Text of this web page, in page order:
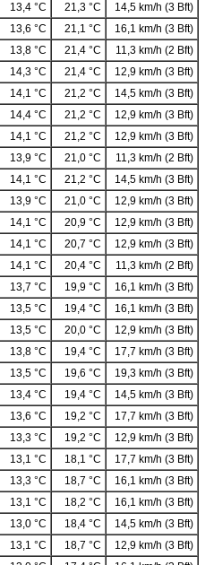
13,4 °C 21,3 °C
14,5 km/h (3 Bft)
13,6 °C 21,1 °C
16,1 km/h (3 Bft)
13,8 °C 21,4 °C
11,3 km/h (2 Bft)
14,3 °C 21,4 °C
12,9 km/h (3 Bft)
14,1 °C 21,2 °C
14,5 km/h (3 Bft)
14,4 °C 21,2 °C
12,9 km/h (3 Bft)
14,1 °C 21,2 °C
12,9 km/h (3 Bft)
13,9 °C 21,0 °C
11,3 km/h (2 Bft)
14,1 °C 21,2 °C
14,5 km/h (3 Bft)
13,9 °C 21,0 °C
12,9 km/h (3 Bft)
14,1 °C 20,9 °C
12,9 km/h (3 Bft)
14,1 °C 20,7 °C
12,9 km/h (3 Bft)
14,1 °C 20,4 °C
11,3 km/h (2 Bft)
13,7 °C 19,9 °C
16,1 km/h (3 Bft)
13,5 °C 19,4 °C
16,1 km/h (3 Bft)
13,5 °C 20,0 °C
12,9 km/h (3 Bft)
13,8 °C 19,4 °C
17,7 km/h (3 Bft)
13,5 °C 19,6 °C
19,3 km/h (3 Bft)
13,4 °C 19,4 °C
14,5 km/h (3 Bft)
13,6 °C 19,2 °C
17,7 km/h (3 Bft)
13,3 °C 19,2 °C
12,9 km/h (3 Bft)
13,1 °C 18,1 °C
17,7 km/h (3 Bft)
13,3 °C 18,7 °C
16,1 km/h (3 Bft)
13,1 °C 18,2 °C
16,1 km/h (3 Bft)
13,0 °C 18,4 °C
14,5 km/h (3 Bft)
13,1 °C 18,7 °C
12,9 km/h (3 Bft)